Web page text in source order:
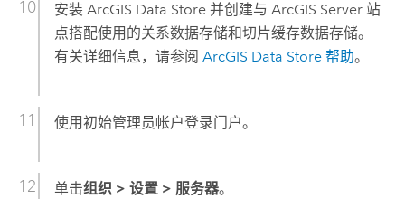
安装 ArcGIS Data Store并创建与 ArcGIS Server站
点搭配使用的关系数据存储和切片缓存数据存储。
有关详细信息，请参阅 ArcGIS Data Store帮助。
使用初始管理员帐户登录门户。
单击组织 > 设置 > 服务器。